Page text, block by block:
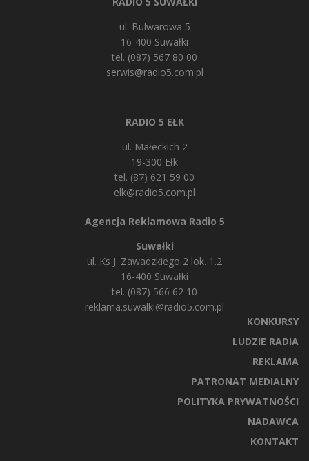
ul. Bulwarowa 5
16-400 Suwałki
tel. (087) 567 80 00
serwis@radio5.com.pl
RADIO 5 EŁK
ul. Małeckich 2
19-300 Ełk
tel. (87) 621 59 00
elk@radio5.com.pl
Agencja Reklamowa Radio 5
Suwałki
ul. Ks J. Zawadzkiego 2 lok. 1.2
16-400 Suwałki
tel. (087) 566 62 10
reklama.suwalki@radio5.com.pl
KONKURSY
LUDZIE RADIA
REKLAMA
PATRONAT MEDIALNY
POLITYKA PRYWATNOŚCI
NADAWCA
KONTAKT